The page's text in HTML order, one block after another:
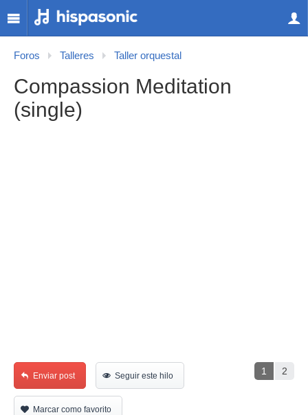
Foros Talleres Taller orquestal
Compassion Meditation
(single)
1 2
Enviar post Seguir este hilo
Marcar como favorito